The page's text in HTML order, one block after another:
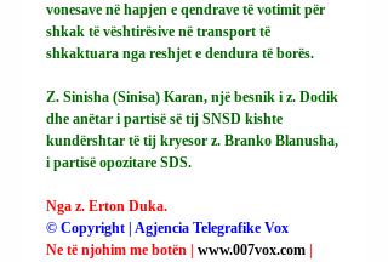
vonesave në hapjen e qendrave të votimit për
shkak të vështirësive në transport të
shkaktuara nga reshjet e dendura të borës.
Z. Sinisha (Sinisa) Karan, një besnik i z. Dodik
dhe anëtar i partisë së tij SNSD kishte
kundërshtar të tij kryesor z. Branko Blanusha,
i partisë opozitare SDS.
Nga z. Erton Duka.
© Copyright | Agjencia Telegrafike Vox
Ne të njohim me botën | www.007vox.com